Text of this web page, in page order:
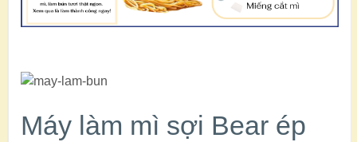
Máy làm mì sợi Bear ép